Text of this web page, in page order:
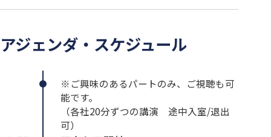
アジェンダ・スケジュール
※ご興味のあるパートのみ、ご視聴も可
能です。
（各社20分ずつの講演 途中入室/退出
可）